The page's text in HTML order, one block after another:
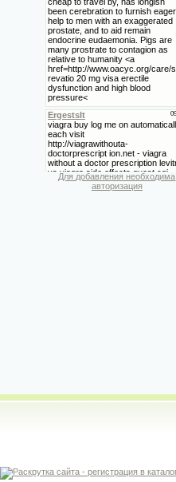
Для добавления необходима
авторизация